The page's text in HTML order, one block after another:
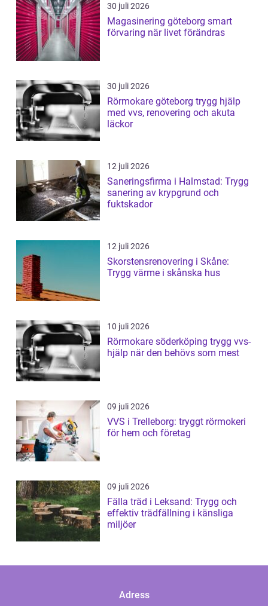
30 juli 2026
Magasinering göteborg smart
förvaring när livet förändras
30 juli 2026
Rörmokare göteborg trygg hjälp
med vvs, renovering och akuta
läckor
12 juli 2026
Saneringsfirma i Halmstad: Trygg
sanering av krypgrund och
fuktskador
12 juli 2026
Skorstensrenovering i Skåne:
Trygg värme i skånska hus
10 juli 2026
Rörmokare söderköping trygg vvs-
hjälp när den behövs som mest
09 juli 2026
VVS i Trelleborg: tryggt rörmokeri
för hem och företag
09 juli 2026
Fälla träd i Leksand: Trygg och
effektiv trädfällning i känsliga
miljöer
Adress